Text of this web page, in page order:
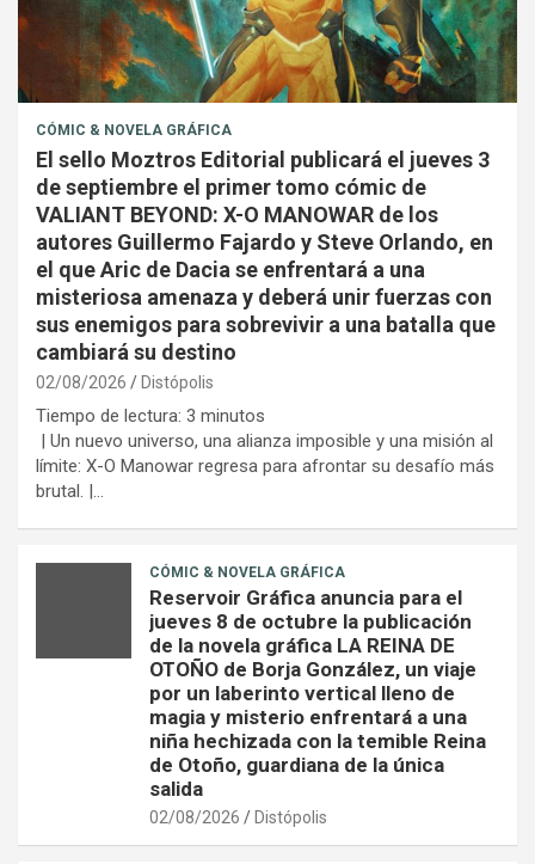
CÓMIC & NOVELA GRÁFICA
El sello Moztros Editorial publicará el jueves 3
de septiembre el primer tomo cómic de
VALIANT BEYOND: X-O MANOWAR de los
autores Guillermo Fajardo y Steve Orlando, en
el que Aric de Dacia se enfrentará a una
misteriosa amenaza y deberá unir fuerzas con
sus enemigos para sobrevivir a una batalla que
cambiará su destino
02/08/2026 Distópolis
Tiempo de lectura: 3 minutos
| Un nuevo universo, una alianza imposible y una misión al
límite: X-O Manowar regresa para afrontar su desafío más
brutal. |…
CÓMIC & NOVELA GRÁFICA
Reservoir Gráfica anuncia para el
jueves 8 de octubre la publicación
de la novela gráfica LA REINA DE
OTOÑO de Borja González, un viaje
por un laberinto vertical lleno de
magia y misterio enfrentará a una
niña hechizada con la temible Reina
de Otoño, guardiana de la única
salida
02/08/2026 Distópolis